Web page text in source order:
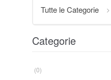
Tutte le Categorie
Categorie
(0)